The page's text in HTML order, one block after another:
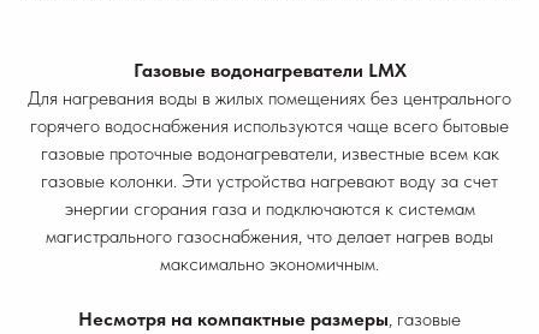
Газовые водонагреватели LMX
Для нагревания воды в жилых помещениях без центрального
горячего водоснабжения используются чаще всего бытовые
газовые проточные водонагреватели, известные всем как
газовые колонки. Эти устройства нагревают воду за счет
энергии сгорания газа и подключаются к системам
магистрального газоснабжения, что делает нагрев воды
максимально экономичным.
Несмотря на компактные размеры, газовые